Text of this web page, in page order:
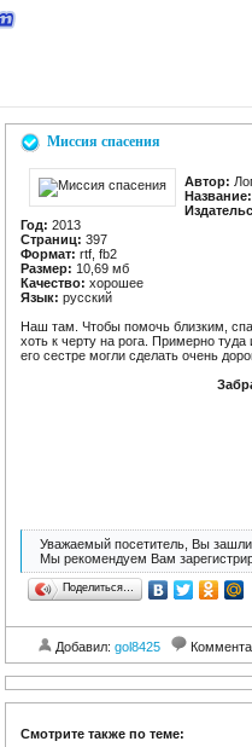
Миссия спасения
Автор:
Название:
Год: 2013
Страниц: 397
Формат: rtf, fb2
Размер: 10,69 мб
Качество: хорошее
Язык: русский
Наш там. Чтобы помочь близким,
хоть к черту на рога. Примерно
его сестре могли сделать очень
Уважаемый посетитель, Вы зашли
Мы рекомендуем Вам
Поделиться…
Добавил: gol8425
Смотрите также по теме: